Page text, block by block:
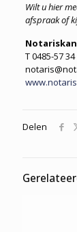
Wilt u hier
afspraak of
T 0485-57 34
Delen